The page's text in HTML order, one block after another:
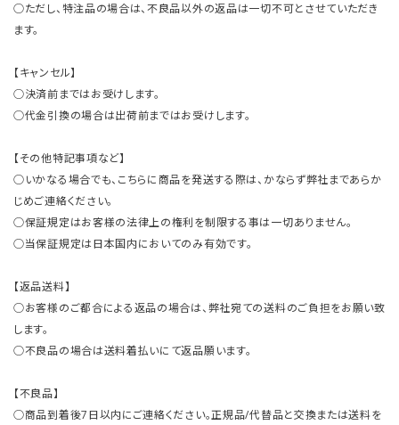
○ただし、特注品の場合は、不良品以外の返品は一切不可とさせていただき
ます。
【キャンセル】
○決済前まではお受けします。
○代金引換の場合は出荷前まではお受けします。
【その他特記事項など】
○いかなる場合でも、こちらに商品を発送する際は、かならず弊社まであらか
じめご連絡ください。
○保証規定はお客様の法律上の権利を制限する事は一切ありません。
○当保証規定は日本国内においてのみ有効です。
【返品送料】
○お客様のご都合による返品の場合は、弊社宛ての送料のご負担をお願い致
します。
○不良品の場合は送料着払いにて返品願います。
【不良品】
○商品到着後7日以内にご連絡ください。正規品/代替品と交換または送料を